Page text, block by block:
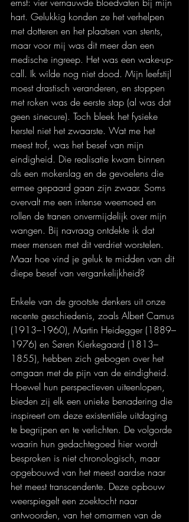
hart. Gelukkig konden ze het verhelpen
met dotteren en het plaatsen van stents,
maar voor mij was dit meer dan een
medische ingreep. Het was een wake-up-
call. Ik wilde nog niet dood. Mijn leefstijl
moest drastisch veranderen, en stoppen
met roken was de eerste stap (al was dat
geen sinecure). Toch bleek het fysieke
herstel niet het zwaarste. Wat me het
meest trof, was het besef van mijn
eindigheid. Die realisatie kwam binnen
als een mokerslag en de gevoelens die
ermee gepaard gaan zijn zwaar. Soms
overvalt me een intense weemoed en
rollen de tranen onvermijdelijk over mijn
wangen. Bij navraag ontdekte ik dat
meer mensen met dit verdriet worstelen.
Maar hoe vind je geluk te midden van dit
diepe besef van vergankelijkheid?
Enkele van de grootste denkers uit onze
recente geschiedenis, zoals Albert Camus
(1913–1960), Martin Heidegger (1889–
1976) en Søren Kierkegaard (1813–
1855), hebben zich gebogen over het
omgaan met de pijn van de eindigheid.
Hoewel hun perspectieven uiteenlopen,
bieden zij elk een unieke benadering die
inspireert om deze existentiële uitdaging
te begrijpen en te verlichten. De volgorde
waarin hun gedachtegoed hier wordt
besproken is niet chronologisch, maar
opgebouwd van het meest aardse naar
het meest transcendente. Deze opbouw
weerspiegelt een zoektocht naar
antwoorden, van het omarmen van de